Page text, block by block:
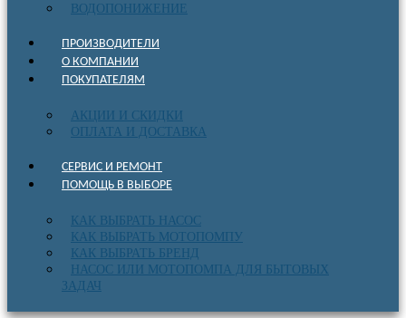
ВОДОПОНИЖЕНИЕ
ПРОИЗВОДИТЕЛИ
О КОМПАНИИ
ПОКУПАТЕЛЯМ
АКЦИИ И СКИДКИ
ОПЛАТА И ДОСТАВКА
СЕРВИС И РЕМОНТ
ПОМОЩЬ В ВЫБОРЕ
КАК ВЫБРАТЬ НАСОС
КАК ВЫБРАТЬ МОТОПОМПУ
КАК ВЫБРАТЬ БРЕНД
НАСОС ИЛИ МОТОПОМПА ДЛЯ БЫТОВЫХ
ЗАДАЧ